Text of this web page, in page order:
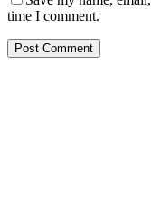
time I comment.